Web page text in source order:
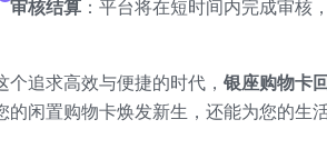
审核结算 ：平台将在短时间内完成审核
个追求高效与便捷的时代， 银座购物卡
的闲置购物卡焕发新生，还能为您的生